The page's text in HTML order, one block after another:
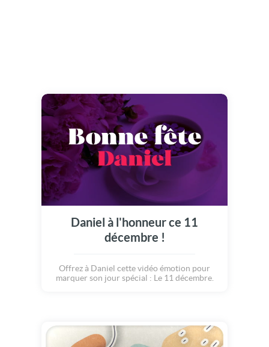
Daniel à l'honneur ce 11
décembre !
Offrez à Daniel cette vidéo émotion pour
marquer son jour spécial : Le 11 décembre.